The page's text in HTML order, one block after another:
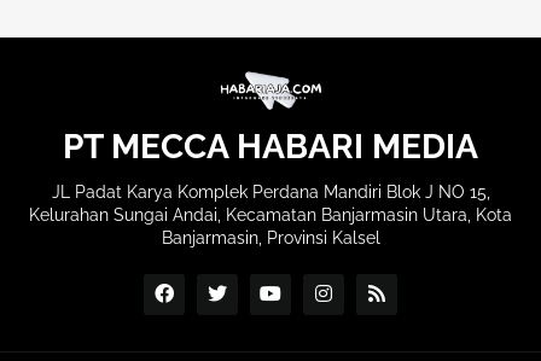
PT MECCA HABARI MEDIA
JL Padat Karya Komplek Perdana Mandiri Blok J NO 15,
Kelurahan Sungai Andai, Kecamatan Banjarmasin Utara, Kota
Banjarmasin, Provinsi Kalsel